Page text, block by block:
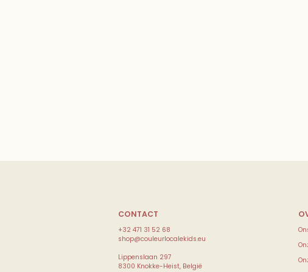
CONTACT
+32 471 31 52 68
shop@couleurlocalekids.eu
Lippenslaan 297
8300 Knokke-Heist, België